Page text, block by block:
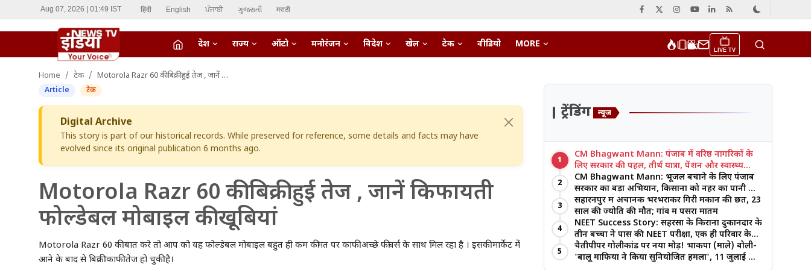
Aug 07, 2026 | 01:49 IST हिंदी English ਪੰਜਾਬੀ ગુજરાતી मराठी
देश राज्य ऑटो मनोरंजन विदेश खेल टेक वीडियो MORE LIVE TV
LIVE TV
Home टेक Motorola Razr 60 की बिक्री हुई तेज , जानें किफायती फोल्डेबल मोबाइल की खूबियां
Article टेक
Digital Archive
This story is part of our historical records. While preserved for reference, some details and facts may have
evolved since its original publication 6 months ago.
Motorola Razr 60 की बिक्री हुई तेज , जानें किफायती
फोल्डेबल मोबाइल की खूबियां
Motorola Razr 60 की बात करे तो आप को यह फोल्डेबल मोबाइल बहुत ही कम कीमत पर काफी अच्छे फीचर्स के साथ मिल रहा है । इसकी मार्केट में
आने के बाद से बिक्री काफी तेज हो चुकी है।
ट्रेंडिंग न्यूज
1
CM Bhagwant Mann: पंजाब में वरिष्ठ नागरिकों के
लिए सरकार की पहल, तीर्थ यात्रा, पेंशन और स्वास्थ्य
सुविधाओं पर जोर
2
CM Bhagwant Mann: भूजल बचाने के लिए पंजाब
सरकार का बड़ा अभियान, किसानों को नहर का पानी और
आधुनिक खेती का मिल रहा लाभ
3
सहारनपुर में अचानक भरभराकर गिरी मकान की छत, 23
साल की ज्योति की मौत; गांव में पसरा मातम
4
NEET Success Story: सहरसा के किराना दुकानदार के
तीन बच्चों ने पास की NEET परीक्षा, एक ही परिवार के
तीन भाई-बहनों ने रचा इतिहास
5
चैतीपीपर गोलीकांड पर नया मोड़! भाकपा (माले) बोली-
'बालू माफिया ने किया सुनियोजित हमला', 11 जुलाई को